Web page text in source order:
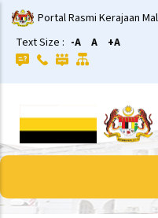
Langkau
ke
kandungan
utama
Portal Rasmi Kerajaan
Text Size : -A A +A